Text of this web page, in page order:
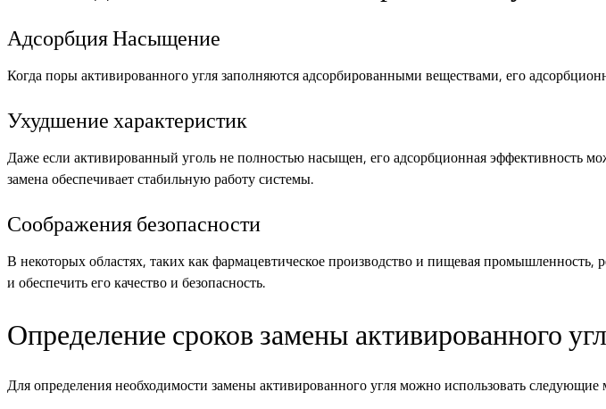
Адсорбция Насыщение
Когда поры активированного угля заполняются адсорбированными веществами, его
Ухудшение характеристик
Даже если активированный уголь не полностью насыщен, его адсорбционная эффективность
замена обеспечивает стабильную работу системы.
Соображения безопасности
В некоторых областях, таких как фармацевтическое производство и пищевая промышленность,
и обеспечить его качество и безопасность.
Определение сроков замены активированного
Для определения необходимости замены активированного угля можно использовать следующие